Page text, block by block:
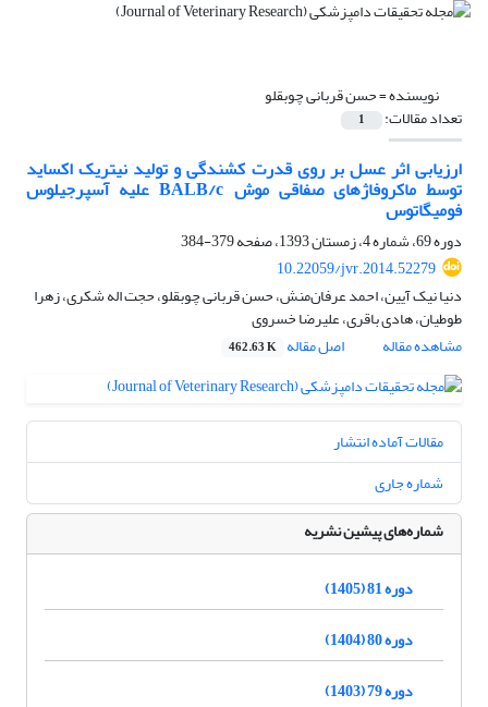
نویسنده =حسن قربانی چوبقلو
تعداد مقالات: 1
ارزیابی اثر عسل بر روی قدرت کشندگی و تولید نیتریک اکساید
توسط ماکروفاژهای صفاقی موش BALB/c علیه آسپرجیلوس
فومیگاتوس
دوره 69، شماره 4، زمستان 1393، صفحه
379-384
10.22059/jvr.2014.52279
دنیا نیک آیین، احمد عرفان‌منش، حسن قربانی چوبقلو، حجت اله شکری، زهرا
طوطیان، هادی باقری، علیرضا خسروی
مشاهده مقاله
اصل مقاله 462.63 K
مقالات آماده انتشار
شماره جاری
شماره‌های پیشین نشریه
دوره 81 (1405)
دوره 80 (1404)
دوره 79 (1403)